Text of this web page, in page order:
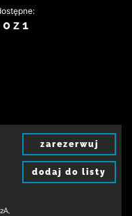
0 z 1
zarezerwuj
dodaj do listy